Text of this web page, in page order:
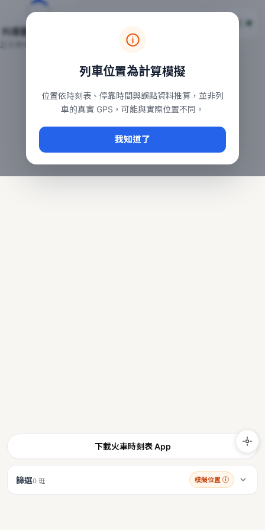
台鐵列車即時位置地圖
本頁顯示目前全台鐵運行中的列車位置，涵蓋自強、普悠瑪、
常用查詢：
、台中車站即時動態
台鐵即時動態
下載火車時刻表 App
篩選0 班 模擬位置 ⓘ
列車位置為計算模擬
位置依時刻表、停靠時間與誤點資料推算，並非列
車的真實 GPS，可能與實際位置不同。
我知道了
列車動態載入中…